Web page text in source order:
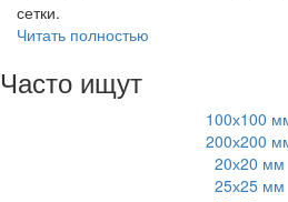
сетки.
Читать полностью
Часто ищут
100х100
200х200
20х20 мм
25х25 мм